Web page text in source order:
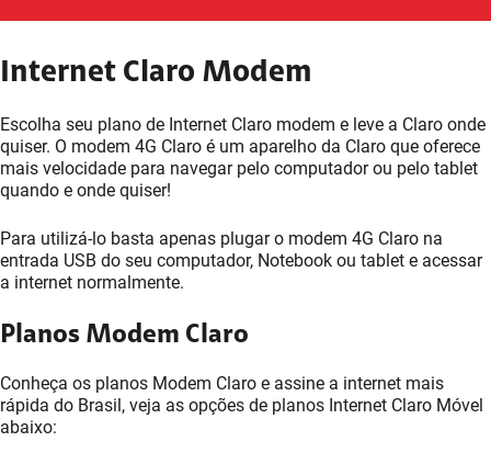
Internet Claro Modem
Escolha seu plano de Internet Claro modem e leve a Claro onde
quiser. O modem 4G Claro é um aparelho da Claro que oferece
mais velocidade para navegar pelo computador ou pelo tablet
quando e onde quiser!
Para utilizá-lo basta apenas plugar o modem 4G Claro na
entrada USB do seu computador, Notebook ou tablet e acessar
a internet normalmente.
Planos Modem Claro
Conheça os planos Modem Claro e assine a internet mais
rápida do Brasil, veja as opções de planos Internet Claro Móvel
abaixo: